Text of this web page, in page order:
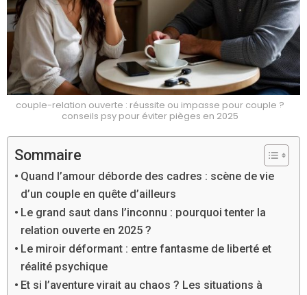
couple-relation ouverte : réussite ou impasse pour couple ?
conseils psy pour éviter pièges en 2025
Sommaire
Quand l’amour déborde des cadres : scène de vie
d’un couple en quête d’ailleurs
Le grand saut dans l’inconnu : pourquoi tenter la
relation ouverte en 2025 ?
Le miroir déformant : entre fantasme de liberté et
réalité psychique
Et si l’aventure virait au chaos ? Les situations à